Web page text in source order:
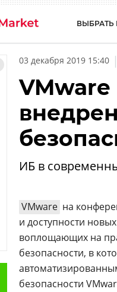
ВЫБРАТЬ
03 декабря 2019 15:40 |
ИБ в
VMware на
и доступности
воплощающих на
безопасности, в
безопасности